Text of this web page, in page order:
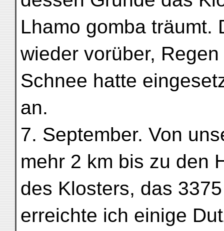
Lhamo gomba träumt.
wieder vorüber,
Schnee hatte
an.
7. September. Von
mehr 2 km bis zu den
des Klosters, das
erreichte ich einige